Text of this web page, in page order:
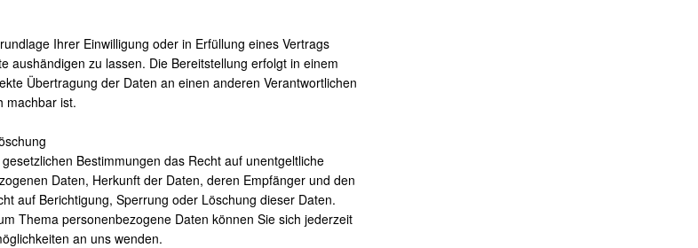
Ihrer Einwilligung oder in Erfüllung eines Vertrags
aushändigen zu lassen. Die Bereitstellung erfolgt in einem
Übertragung der Daten an einen anderen Verantwortlichen
machbar ist.
Bestimmungen das Recht auf unentgeltliche
Daten, Herkunft der Daten, deren Empfänger und den
auf Berichtigung, Sperrung oder Löschung dieser Daten.
Thema personenbezogene Daten können Sie sich jederzeit
an uns wenden.